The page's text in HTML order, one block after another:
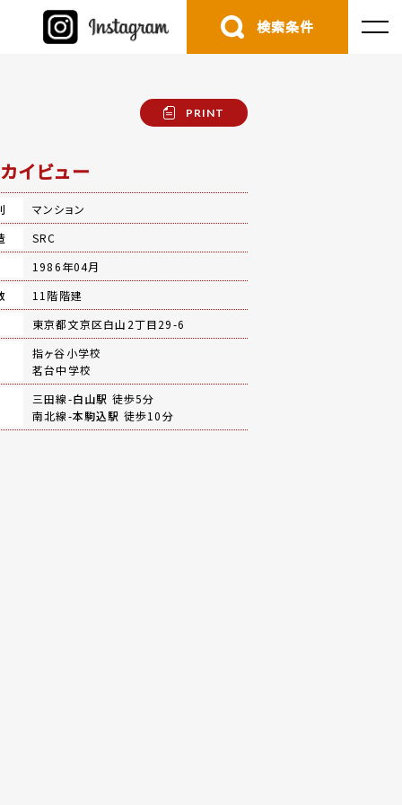
検索条件
PRINT
イビュー
マンション
SRC
1986年04月
11階階建
東京都文京区白山2丁目29-6
指ヶ谷小学校
茗台中学校
三田線-白山駅 徒歩5分
南北線-本駒込駅 徒歩10分